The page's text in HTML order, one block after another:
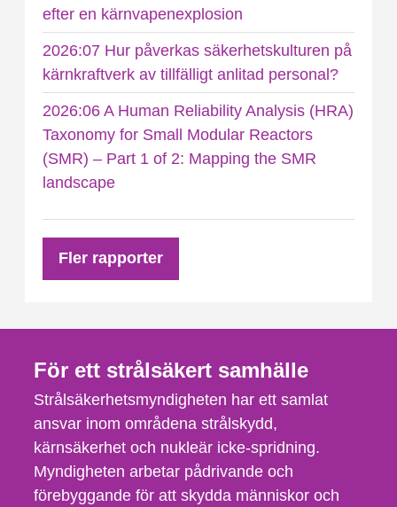
efter en kärnvapenexplosion
2026:07 Hur påverkas säkerhetskulturen på
kärnkraftverk av tillfälligt anlitad personal?
2026:06 A Human Reliability Analysis (HRA)
Taxonomy for Small Modular Reactors
(SMR) – Part 1 of 2: Mapping the SMR
landscape
Fler rapporter
För ett strålsäkert samhälle
Strålsäkerhetsmyndigheten har ett samlat
ansvar inom områdena strålskydd,
kärnsäkerhet och nukleär icke-spridning.
Myndigheten arbetar pådrivande och
förebyggande för att skydda människor och